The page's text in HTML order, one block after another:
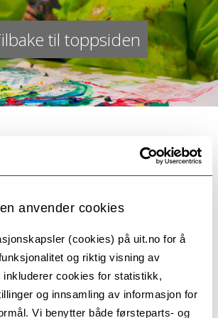
anvender cookies
(cookies) på uit.no for å
og riktig visning av
inkluderer cookies for statistikk,
og innsamling av informasjon for
Vi benytter både førsteparts- og
til toppsiden
vil utforske barnas lek med
leker (Internet of
vil utforske barns, og
synspunkter og